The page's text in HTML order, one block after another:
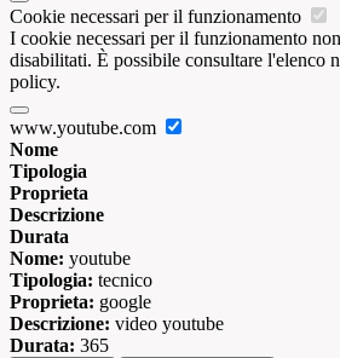
Cookie necessari per il funzionamento
I cookie necessari per il funzionamento
disabilitati. È possibile consultare l'elenco
policy.
www.youtube.com
Nome
Tipologia
Proprieta
Descrizione
Durata
Nome: youtube
Tipologia: tecnico
Proprieta: google
Descrizione: video youtube
Durata: 365